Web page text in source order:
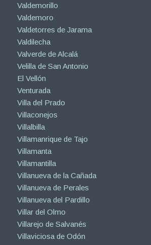
Valdemorillo
Valdemoro
Valdetorres de Jarama
Valdilecha
Valverde de Alcalá
Velilla de San Antonio
El Vellón
Venturada
Villa del Prado
Villaconejos
Villalbilla
Villamanrique de Tajo
Villamanta
Villamantilla
Villanueva de la Cañada
Villanueva de Perales
Villanueva del Pardillo
Villar del Olmo
Villarejo de Salvanés
Villaviciosa de Odón